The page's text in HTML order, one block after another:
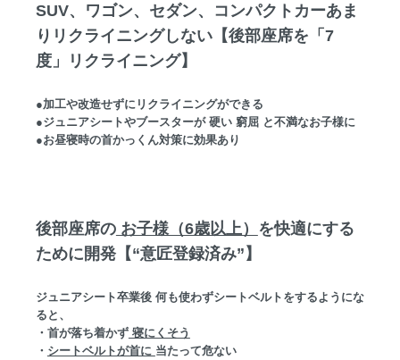
SUV、ワゴン、セダン、コンパクトカーあま
りリクライニングしない【後部座席を「7
度」リクライニング】
●加工や改造せずにリクライニングができる
●ジュニアシートやブースターが 硬い 窮屈 と不満なお子様に
●お昼寝時の首かっくん対策に効果あり
後部座席のお子様（6歳以上）
を快適にする
ために開発【“意匠登録済み”】
ジュニアシート卒業後 何も使わずシートベルトをするようにな
ると、
・首が落ち着かず寝にくそう
・ シートベルトが首に 当たって危ない